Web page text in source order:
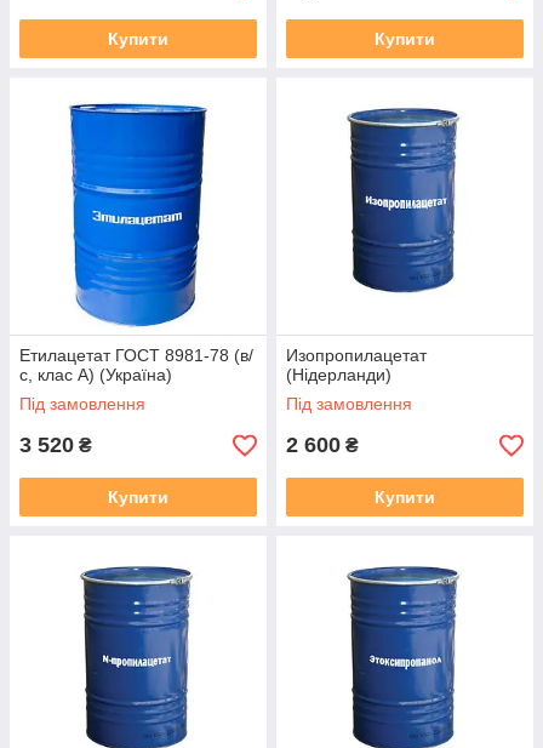
Купити Купити
Етилацетат ГОСТ 8981-78 (в/
с, клас А) (Україна)
Під замовлення
3 520 ₴
Купити
Изопропилацетат
(Нідерланди)
Під замовлення
2 600 ₴
Купити